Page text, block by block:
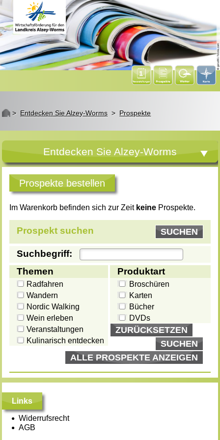
St > Entdecken Sie Alzey-Worms > Prospekte
Entdecken Sie Alzey-Worms
Prospekte bestellen
Im Warenkorb befinden sich zur Zeit keine Prospekte.
Prospekt suchen SUCHEN
Suchbegriff:
Themen
Radfahren
Wandern
Nordic Walking
Wein erleben
Veranstaltungen
Kulinarisch entdecken
Produktart
Broschüren
Karten
Bücher
DVDs
ZURÜCKSETZEN
SUCHEN
ALLE PROSPEKTE ANZEIGEN
Links
Widerrufsrecht
AGB